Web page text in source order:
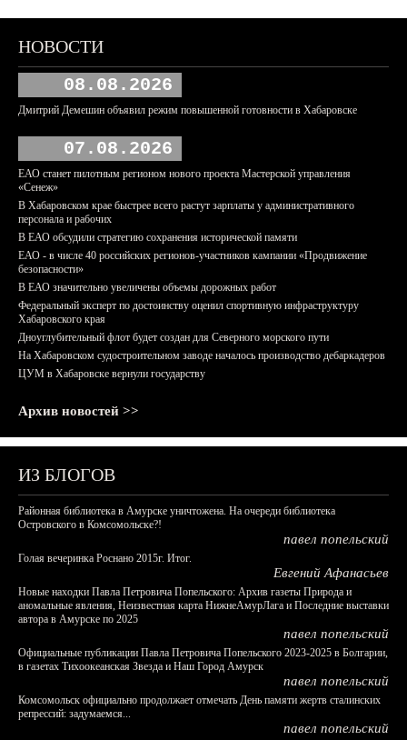
НОВОСТИ
08.08.2026
Дмитрий Демешин объявил режим повышенной готовности в Хабаровске
07.08.2026
ЕАО станет пилотным регионом нового проекта Мастерской управления
«Сенеж»
В Хабаровском крае быстрее всего растут зарплаты у административного
персонала и рабочих
В ЕАО обсудили стратегию сохранения исторической памяти
ЕАО - в числе 40 российских регионов-участников кампании «Продвижение
безопасности»
В ЕАО значительно увеличены объемы дорожных работ
Федеральный эксперт по достоинству оценил спортивную инфраструктуру
Хабаровского края
Дноуглубительный флот будет создан для Северного морского пути
На Хабаровском судостроительном заводе началось производство дебаркадеров
ЦУМ в Хабаровске вернули государству
Архив новостей >>
ИЗ БЛОГОВ
Районная библиотека в Амурске уничтожена. На очереди библиотека
Островского в Комсомольске?!
павел попельский
Голая вечеринка Роснано 2015г. Итог.
Евгений Афанасьев
Новые находки Павла Петровича Попельского: Архив газеты Природа и
аномальные явления, Неизвестная карта НижнеАмурЛага и Последние выставки
автора в Амурске по 2025
павел попельский
Официальные публикации Павла Петровича Попельского 2023-2025 в Болгарии,
в газетах Тихоокеанская Звезда и Наш Город Амурск
павел попельский
Комсомольск официально продолжает отмечать День памяти жертв сталинских
репрессий: задумаемся...
павел попельский